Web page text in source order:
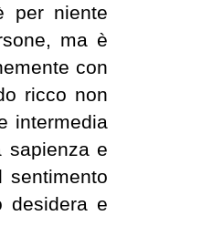
per niente
ma è
con
ricco non
intermedia
sapienza e
sentimento
desidera e